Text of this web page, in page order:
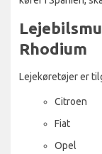
Rhodium
Lejekøretøjer er
Citroen
Fiat
Opel